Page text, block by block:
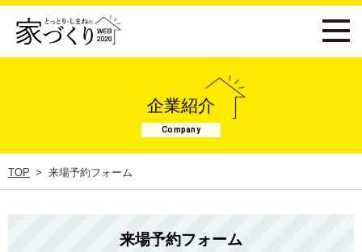
企業紹介
Company
TOP 来場予約フォーム
来場予約フォーム